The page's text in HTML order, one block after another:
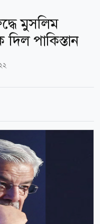
মুসলিম
পাকিস্তান